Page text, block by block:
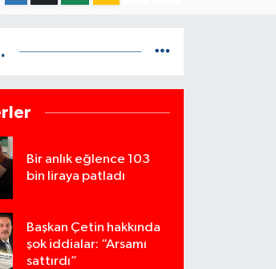
Bir anlık eğlence 103
bin liraya patladı
Başkan Çetin hakkında
şok iddialar: “Arsamı
sattırdı”